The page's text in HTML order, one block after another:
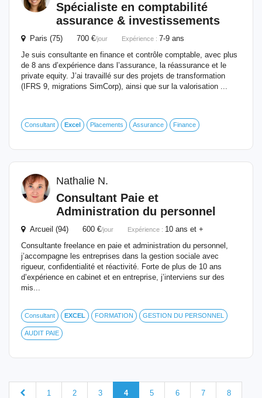
Spécialiste en comptabilité
assurance & investissements
Paris (75) 700 €/jour Expérience : 7-9 ans
Je suis consultante en finance et contrôle comptable, avec plus
de 8 ans d’expérience dans l’assurance, la réassurance et le
private equity. J’ai travaillé sur des projets de transformation
(IFRS 9, migrations SimCorp), ainsi que sur la valorisation ...
Consultant Excel Placements Assurance Finance
Nathalie N.
Consultant Paie et
Administration du personnel
Arcueil (94) 600 €/jour Expérience : 10 ans et +
Consultante freelance en paie et administration du personnel,
j’accompagne les entreprises dans la gestion sociale avec
rigueur, confidentialité et réactivité. Forte de plus de 10 ans
d’expérience en cabinet et en entreprise, j’interviens sur des
mis...
Consultant EXCEL FORMATION GESTION DU PERSONNEL
AUDIT PAIE
1 2 3 4 5 6 7 8